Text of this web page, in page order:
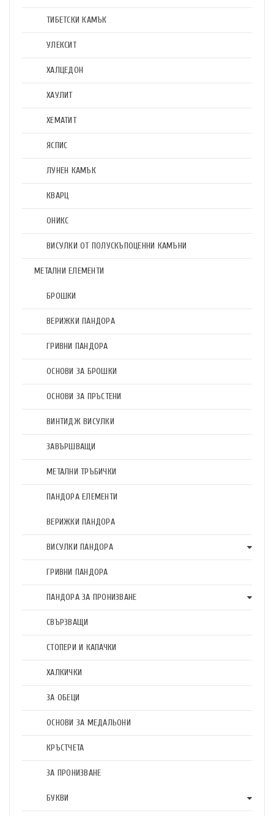
ТИБЕТСКИ КАМЪК
УЛЕКСИТ
ХАЛЦЕДОН
ХАУЛИТ
ХЕМАТИТ
ЯСПИС
ЛУНЕН КАМЪК
КВАРЦ
ОНИКС
ВИСУЛКИ ОТ ПОЛУСКЪПОЦЕННИ КАМЪНИ
МЕТАЛНИ ЕЛЕМЕНТИ
БРОШКИ
ВЕРИЖКИ ПАНДОРА
ГРИВНИ ПАНДОРА
ОСНОВИ ЗА БРОШКИ
ОСНОВИ ЗА ПРЪСТЕНИ
ВИНТИДЖ ВИСУЛКИ
ЗАВЪРШВАЩИ
МЕТАЛНИ ТРЪБИЧКИ
ПАНДОРА ЕЛЕМЕНТИ
ВЕРИЖКИ ПАНДОРА
ВИСУЛКИ ПАНДОРА
ГРИВНИ ПАНДОРА
ПАНДОРА ЗА ПРОНИЗВАНЕ
СВЪРЗВАЩИ
СТОПЕРИ И КАПАЧКИ
ХАЛКИЧКИ
ЗА ОБЕЦИ
ОСНОВИ ЗА МЕДАЛЬОНИ
КРЪСТЧЕТА
ЗА ПРОНИЗВАНЕ
БУКВИ